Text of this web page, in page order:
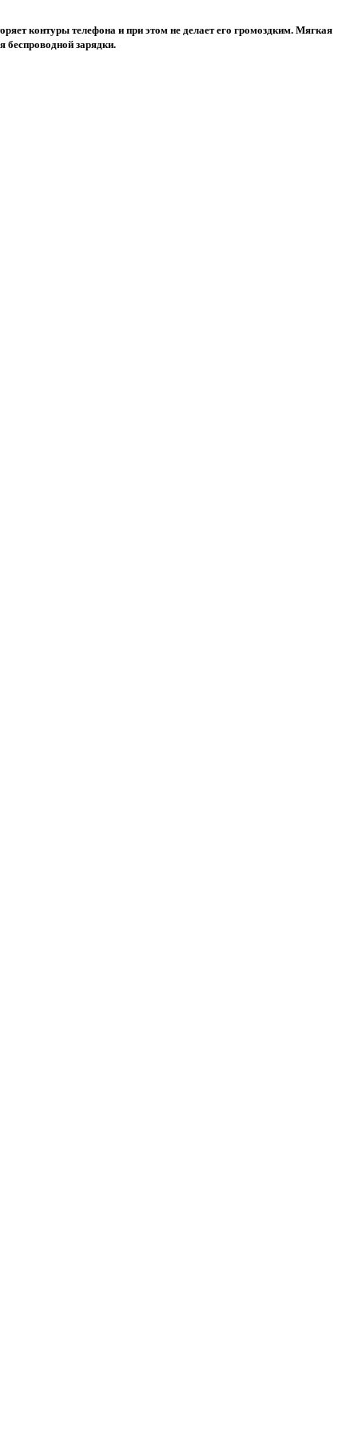
контуры телефона и при этом не делает его громоздким. Мягкая
беспроводной зарядки.